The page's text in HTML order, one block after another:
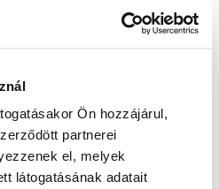
Ön hozzájárul,
partnerei
el, melyek
látogatásának adatait
újratöltése